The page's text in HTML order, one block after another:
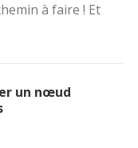
à faire ! Et
un nœud